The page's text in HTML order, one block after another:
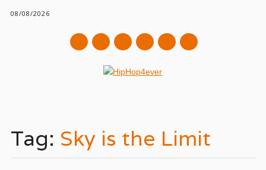
08/08/2026
mail
content
Tag: Sky is the Limit